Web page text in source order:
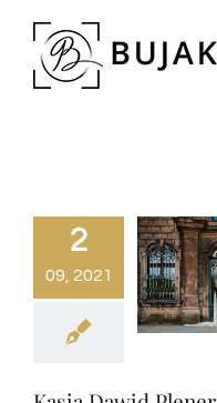
2
09, 2021